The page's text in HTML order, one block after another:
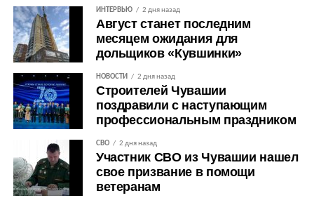
ИНТЕРВЬЮ 2 дня назад
Август станет последним
месяцем ожидания для
дольщиков «Кувшинки»
НОВОСТИ 2 дня назад
Строителей Чувашии
поздравили с наступающим
профессиональным праздником
СВО 2 дня назад
Участник СВО из Чувашии нашел
свое призвание в помощи
ветеранам